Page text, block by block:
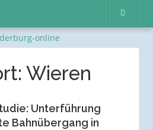
Wieren
Unterführung
Bahnübergang in